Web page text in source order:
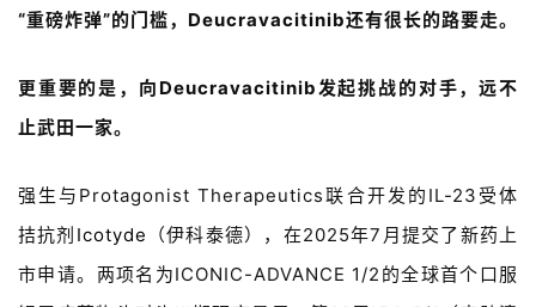
“重磅炸弹”的门槛，Deucravacitinib还有很长的路要走。
更重要的是，向Deucravacitinib发起挑战的对手，远不
止武田一家。
强生与 Protagonist Therapeutics联合开发的 IL-23 受体
拮抗剂 Icotyde （伊科泰德），在2025年7 月提交了新药上
市申请。两项名为ICONIC-ADVANCE 1/2 的全球首个口服